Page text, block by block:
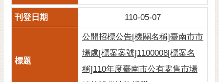
110-05-07
公開招標公告[機關名稱]臺南市市
場處[標案案號]1100008[標案名
稱]110年度臺南市公有零售市場